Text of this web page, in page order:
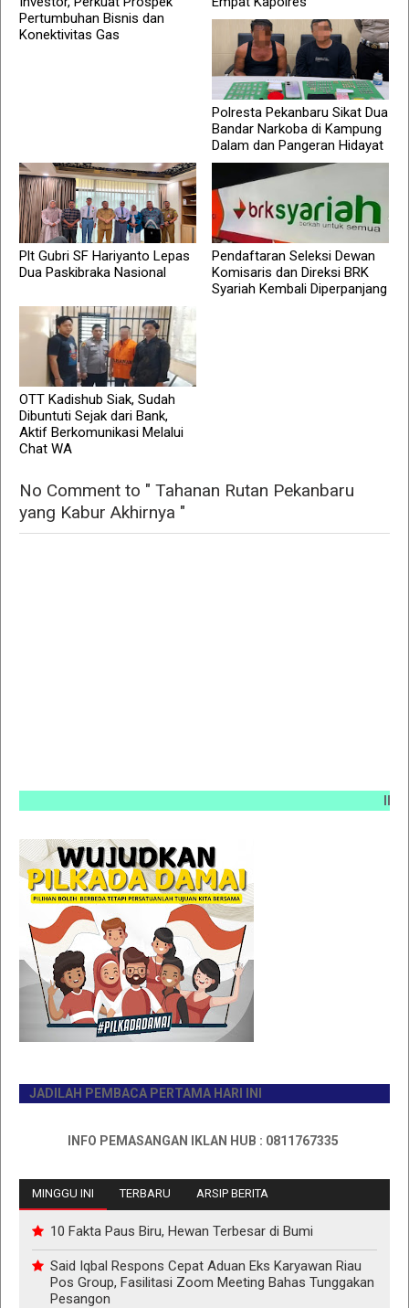
Pertumbuhan Bisnis dan
Konektivitas Gas
Polresta Pekanbaru Sikat Dua
Bandar Narkoba di Kampung
Dalam dan Pangeran Hidayat
Plt Gubri SF Hariyanto Lepas
Dua Paskibraka Nasional
Pendaftaran Seleksi Dewan
Komisaris dan Direksi BRK
Syariah Kembali Diperpanjang
OTT Kadishub Siak, Sudah
Dibuntuti Sejak dari Bank,
Aktif Berkomunikasi Melalui
Chat WA
No Comment to " Tahanan Rutan Pekanbaru
yang Kabur Akhirnya "
JADILAH PEMBACA PERTAMA HARI INI
INFO PEMASANGAN IKLAN HUB : 0811767335
MINGGU INI TERBARU ARSIP BERITA
10 Fakta Paus Biru, Hewan Terbesar di Bumi
Said Iqbal Respons Cepat Aduan Eks Karyawan Riau
Pos Group, Fasilitasi Zoom Meeting Bahas Tunggakan
Pesangon